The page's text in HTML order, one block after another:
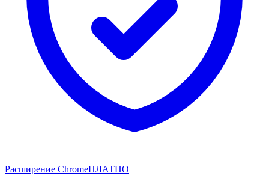
Расширение ChromeПЛАТНО